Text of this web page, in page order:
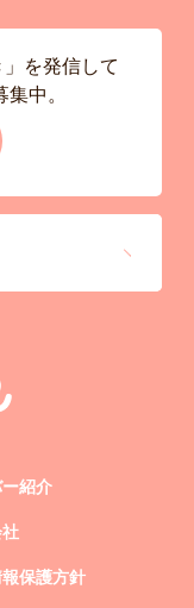
を発信して
中。
ー紹介
保護方針